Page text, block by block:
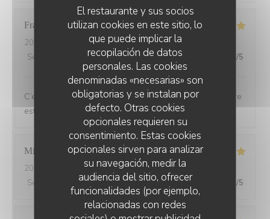
El restaurante y sus socios
utilizan cookies en este sitio, lo
que puede implicar la
recopilación de datos
personales. Las cookies
denominadas «necesarias» son
obligatorias y se instalan por
defecto. Otras cookies
opcionales requieren su
consentimiento. Estas cookies
opcionales sirven para analizar
su navegación, medir la
audiencia del sitio, ofrecer
funcionalidades (por ejemplo,
relacionadas con redes
Francoise G
2026-07-21
- 19:30 - Invitados 2
Servicio
Ambiente: 5/5 Menú: 5/5 Calidad / Precio /5
C’est toujours un plaisir de dîner au Bois ou l’atmosphère
est de plus en plus chaleureuse et festive
Michel
2026-07-20
- 20:15 - Invitados 2
Servicio
Ambiente: 5 /5 Menú:5 /5 Calidad / Precio /5